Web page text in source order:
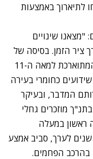
לתיארוך באמצעות
שינויים
ציר הזמן. בסיסה של
ערמת הפסולת, המשויך לשכבה המתוארכת למאה ה-11
כחומרי בעירה
40% עצי שיטה ו-40% רותם המדבר, ובעיקר
מוזכרים גחלי
ראשון במעלה
(תהילים קכ פסוק ד'). כעבור 100 שנים לערך, סביב אמצע
בהרכב הפחמים.